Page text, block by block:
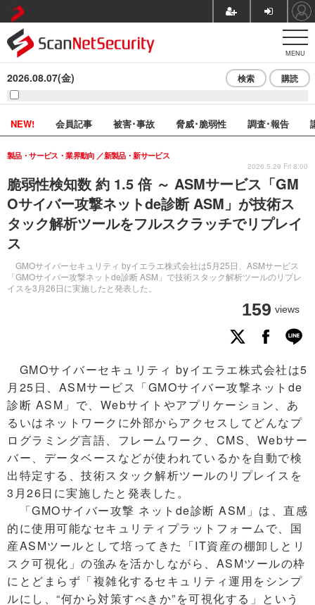
MENU
2026.08.07(金) 検索 購読
NEW! 会員記事 被害･事故 脅威･脆弱性 調査･報告
脆弱性検知数 約 1.5 倍 ～ ASMサービス「GM
Oサイバー攻撃ネットde診断 ASM」が技術ス
タック解析ツールをフルスクラッチでリプレイ
ス
GMOサイバーセキュリティ byイエラエ株式会社は5月25日、ASMサービス
「GMOサイバー攻撃ネットde診断 ASM」で技術スタック解析ツールのリプレ
イスを3月26日に実施したと発表した。
製品・サービス・業界動向 新製品・新サービス
159 views
2026.5.29 Fri 8:00
GMOサイバーセキュリティ byイエラエ株式会社は5
月25日、ASMサービス「GMOサイバー攻撃ネットde
診断 ASM」で、Webサイトやアプリケーション、あ
るいはネットワークに外部からアクセスしてどんなプ
ログラミング言語、フレームワーク、CMS、Webサー
バー、データベースなどが使われているかを自動で検
出特定する、技術スタック解析ツールのリプレイスを
3月26日に実施したと発表した。
「GMOサイバー攻撃 ネットde診断 ASM」は、直感
的に使用可能なセキュリティプラットフォームで、国
産ASMツールとして培ってきた「IT資産の棚卸しとリ
スク可視化」の強みを活かしながら、ASMツールの枠
にとどまらず「複雑化するセキュリティ運用をシンプ
ルにし、“何から対策すべきか”を可視化する」という